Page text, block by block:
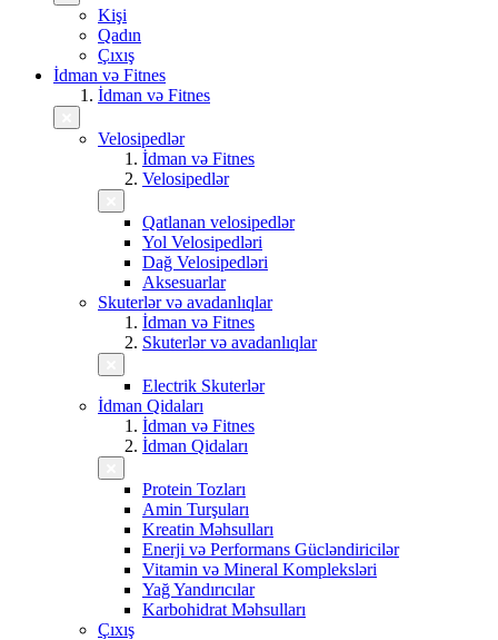
Kişi
Qadın
Çıxış
İdman və Fitnes
İdman və Fitnes
Velosipedlər
İdman və Fitnes
Velosipedlər
Qatlanan velosipedlər
Yol Velosipedləri
Dağ Velosipedləri
Aksesuarlar
Skuterlər və avadanlıqlar
İdman və Fitnes
Skuterlər və avadanlıqlar
Electrik Skuterlər
İdman Qidaları
İdman və Fitnes
İdman Qidaları
Protein Tozları
Amin Turşuları
Kreatin Məhsulları
Enerji və Performans Gücləndiricilər
Vitamin və Mineral Kompleksləri
Yağ Yandırıcılar
Karbohidrat Məhsulları
Çıxış